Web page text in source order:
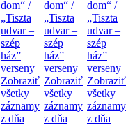
dom“ /
„Tiszta
udvar –
szép
ház”
verseny
Zobraziť
všetky
záznamy
z dňa
dom“ /
„Tiszta
udvar –
szép
ház”
verseny
Zobraziť
všetky
záznamy
z dňa
dom“ /
„Tiszta
udvar –
szép
ház”
verseny
Zobraziť
všetky
záznamy
z dňa